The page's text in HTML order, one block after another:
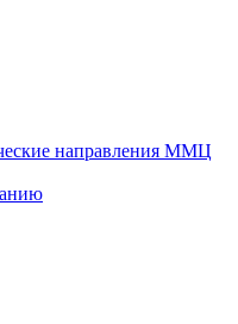
направления ММЦ